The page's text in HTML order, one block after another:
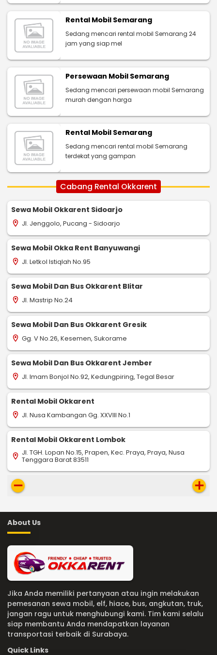
Rental Mobil Semarang
Sedang mencari rental mobil Semarang 24
jam yang siap mel
Persewaan Mobil Semarang
Sedang mencari persewaan mobil Semarang
murah dengan harga
Rental Mobil Semarang
Sedang mencari rental mobil Semarang
terdekat yang gampan
Cabang Rental Okkarent
Sewa Mobil Okkarent Sidoarjo
location_on Jl. Jenggolo, Pucang - Sidoarjo
Sewa Mobil Okka Rent Banyuwangi
location_on Jl. Letkol Istiqlah No.95
Sewa Mobil Dan Bus Okkarent Blitar
location_on Jl. Mastrip No.24
Sewa Mobil Dan Bus Okkarent Gresik
location_on Gg. V No.26, Kesemen, Sukorame
Sewa Mobil Dan Bus Okkarent Jember
location_on Jl. Imam Bonjol No.92, Kedungpiring, Tegal Besar
Rental Mobil Okkarent
location_on Jl. Nusa Kambangan Gg. XXVIII No.1
Rental Mobil Okkarent Lombok
location_on Jl. TGH. Lopan No.15, Prapen, Kec. Praya, Praya, Nusa
Tenggara Barat 83511
remove add
About Us
Jika Anda memiliki pertanyaan atau ingin melakukan
pemesanan sewa mobil, elf, hiace, bus, angkutan, truk,
jangan ragu untuk menghubungi kami. Tim kami selalu
siap membantu Anda mendapatkan layanan
transportasi terbaik di Surabaya.
Quick Links